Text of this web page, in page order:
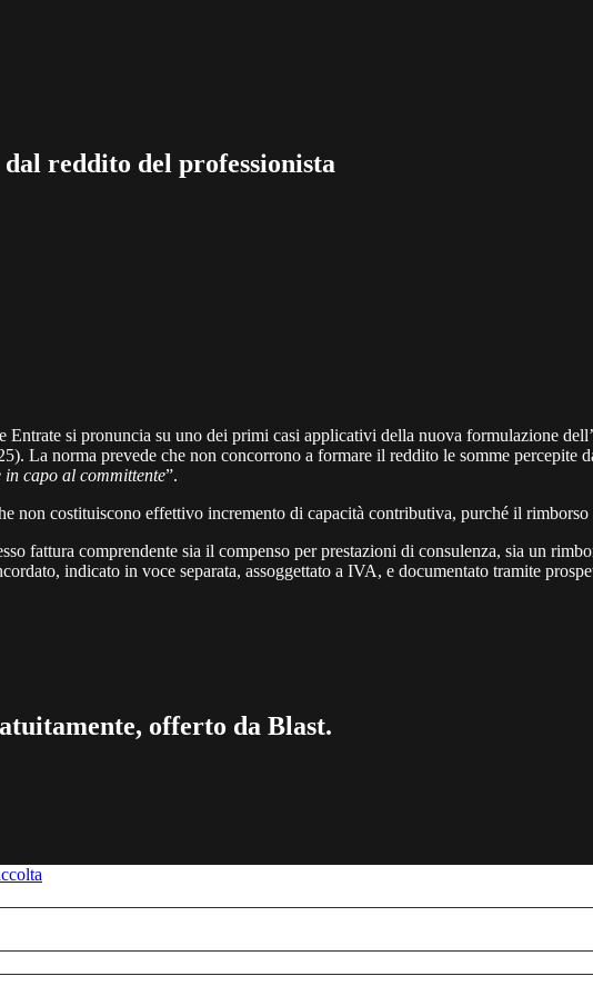
reddito del professionista
Entrate si pronuncia su uno dei primi casi applicativi della nuova formulazione
La norma prevede che non concorrono a formare il reddito le somme percepite
in capo al committente”.
non costituiscono effettivo incremento di capacità contributiva, purché il
fattura comprendente sia il compenso per prestazioni di consulenza, sia un
indicato in voce separata, assoggettato a IVA, e documentato tramite
offerto da Blast.